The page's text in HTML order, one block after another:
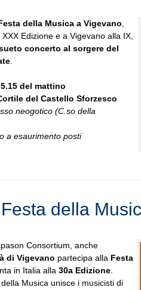
della Musica a Vigevano
Edizione e a Vigevano alla IX,
concerto al sorgere del
del mattino
del Castello Sforzesco
neogotico (C.so della
a esaurimento posti
della
Consortium, anche
di Vigevano partecipa alla Festa
in Italia alla 30a Edizione
Musica unisce i musicisti di